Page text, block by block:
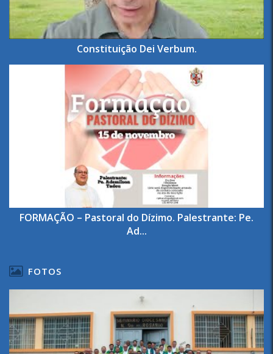
Constituição Dei Verbum.
FORMAÇÃO – Pastoral do Dízimo. Palestrante: Pe.
Ad...
FOTOS